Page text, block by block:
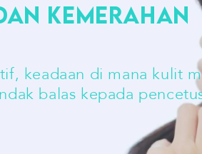
Kemerahan
keadaan di mana kulit
balas kepada